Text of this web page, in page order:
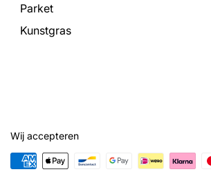
Parket
Kunstgras
Wij accepteren